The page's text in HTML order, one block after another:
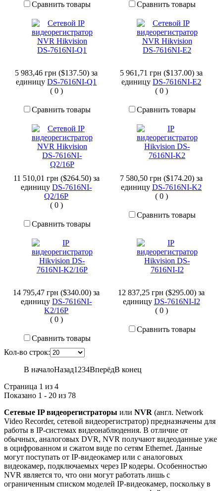
Сравнить товары Сравнить товары
5 983,46 грн ($137.50)за
единицу DS-7616NI-Q1
(0 )
Сравнить товары
5 961,71 грн ($137.00) за
единицу DS-7616NI-E2
(0 )
Сравнить товары
11 510,01 грн ($264.50) за
единицу DS-7616NI-
Q2/16P
(0 )
Сравнить товары
7 580,50 грн ($174.20) за
единицу DS-7616NI-K2
(0 )
Сравнить товары
14 795,47 грн ($340.00)за
единицу DS-7616NI-
K2/16P
(0 )
Сравнить товары
12 837,25 грн ($295.00) за
единицу DS-7616NI-I2
(0 )
Сравнить товары
Кол-во строк:
В началоНазад1234ВперёдВ конец
Страница 1 из 4
Показано 1 - 20 из 78
Сетевые IP видеорегистраторы или NVR (англ. Network
Video Recorder, сетевой видеорегистратор) предназначены для
работы в IP-системах видеонаблюдения. В отличие от
обычных, аналоговых DVR, NVR получают видеоданные уже
в оцифрованном и сжатом виде по сетям Ethernet. Данные
могут поступать от IP-видеокамер или с аналоговых
видеокамер, подключаемых через IP кодеры. Особенностью
NVR является то, что они могут работать лишь с
ограниченным списком моделей IP-видеокамер, поскольку в